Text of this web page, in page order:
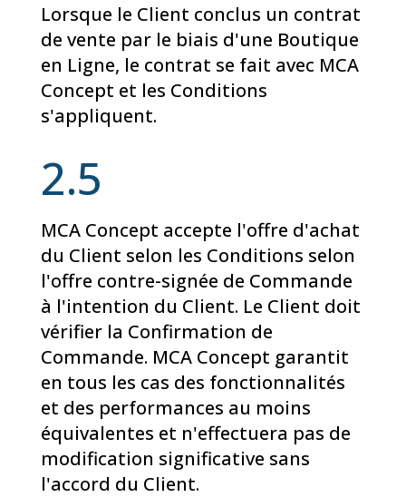
Lorsque le Client conclus un contrat
de vente par le biais d'une Boutique
en Ligne, le contrat se fait avec MCA
Concept et les Conditions
s'appliquent.
2.5
MCA Concept accepte l'offre d'achat
du Client selon les Conditions selon
l'offre contre-signée de Commande
à l'intention du Client. Le Client doit
vérifier la Confirmation de
Commande. MCA Concept garantit
en tous les cas des fonctionnalités
et des performances au moins
équivalentes et n'effectuera pas de
modification significative sans
l'accord du Client.